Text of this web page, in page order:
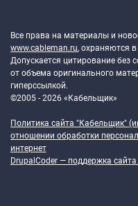
Все права на материалы и
www.cableman.ru, охраняются
Допускается цитирование без
от объема оригинального
гиперссылкой.
©2005 - 2026 «Кабельщик»
Политика сайта "Кабельщик"
отношении обработки
интернет
DrupalCoder — поддержка